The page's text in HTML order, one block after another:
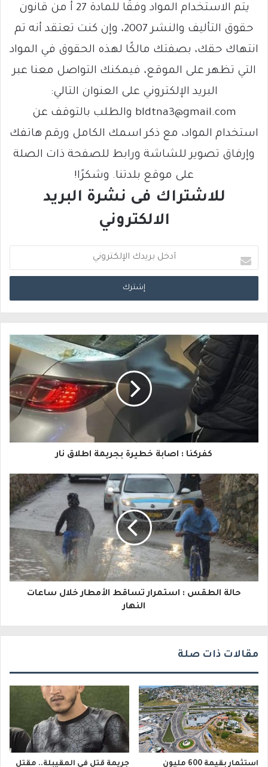
يتم الاستخدام المواد وفقًا للمادة 27 أ من قانون
حقوق التأليف والنشر 2007، وإن كنت تعتقد أنه تم
انتهاك حقك، بصفتك مالكًا لهذه الحقوق في المواد
التي تظهر على الموقع، فيمكنك التواصل معنا عبر
البريد الإلكتروني على العنوان التالي:
bldtna3@gmail.com والطلب بالتوقف عن
استخدام المواد، مع ذكر اسمك الكامل ورقم هاتفك
وإرفاق تصوير للشاشة ورابط للصفحة ذات الصلة
على موقع بلدتنا. وشكرًا!
للاشتراك فى نشرة البريد
الالكتروني
د
خ
ا
إ
ل
ك
ت
كفركنا : اصابة خطيرة بجريمة اطلاق نار
حالة الطقس : استمرار تساقط الأمطار خلال ساعات
النهار
مقالات ذات صلة
استثمار بقيمة 600 مليون جريمة قتل في المقيبلة.. مقتل